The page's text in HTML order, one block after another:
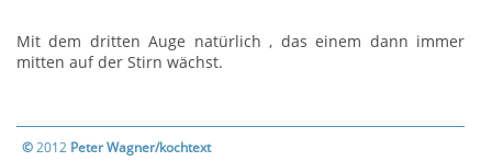
Mit dem dritten Auge natürlich , das einem dann immer
mitten auf der Stirn wächst.
©2012 Peter Wagner/kochtext